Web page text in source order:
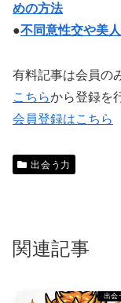
めの方法
●不同意性交や美
有料記事は会員の
こちらから登録を
会員登録はこちら
出会う力
関連記事
出会